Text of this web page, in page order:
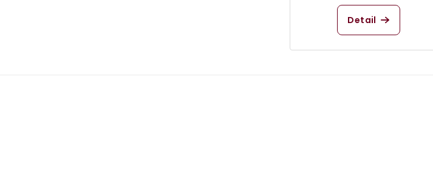
hodnocení
produktu
je
4,8
Detail